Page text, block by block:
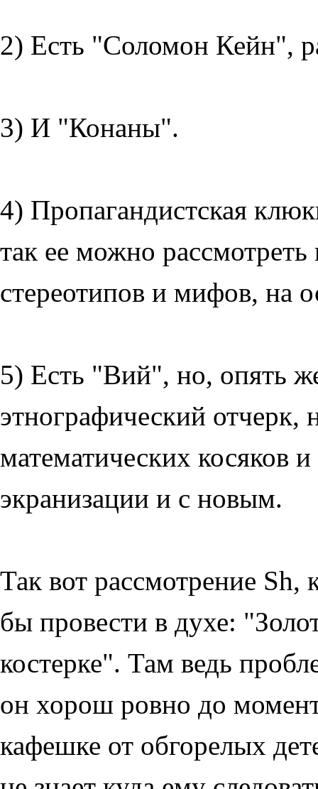
2) Есть "Соломон Кейн",
3) И "Конаны".
4) Пропагандистская
так ее можно рассмотреть
стереотипов и мифов, на
5) Есть "Вий", но, опять
этнографический отчерк,
математических косяков
экранизации и с новым.
Так вот рассмотрение Sh,
бы провести в духе:
костерке". Там ведь
он хорош ровно до
кафешке от обгорелых